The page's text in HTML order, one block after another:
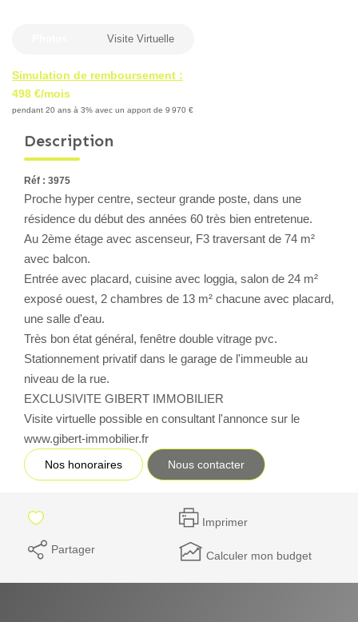
NOTRE AGENCE
Notre Histoire
Nous Rejoindre
Simulation de remboursement :
498 €/mois
pendant 20 ans à 3% avec un apport de 9 970 €
Visite Virtuelle
Description
Réf : 3975
Proche hyper centre, secteur grande poste, dans une
résidence du début des années 60 très bien entretenue.
Au 2ème étage avec ascenseur, F3 traversant de 74 m²
avec balcon.
Entrée avec placard, cuisine avec loggia, salon de 24 m²
exposé ouest, 2 chambres de 13 m² chacune avec placard,
une salle d'eau.
Très bon état général, fenêtre double vitrage pvc.
Stationnement privatif dans le garage de l'immeuble au
niveau de la rue.
EXCLUSIVITE GIBERT IMMOBILIER
Visite virtuelle possible en consultant l'annonce sur le
www.gibert-immobilier.fr
Nos honoraires Nous contacter
Imprimer
Partager Calculer mon budget